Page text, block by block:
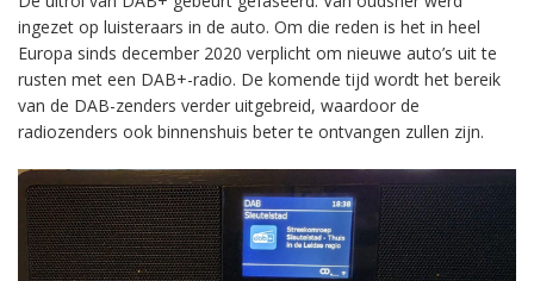
ingezet op luisteraars in de auto. Om die reden is het in heel
Europa sinds december 2020 verplicht om nieuwe auto’s uit te
rusten met een DAB+-radio. De komende tijd wordt het bereik
van de DAB-zenders verder uitgebreid, waardoor de
radiozenders ook binnenshuis beter te ontvangen zullen zijn.